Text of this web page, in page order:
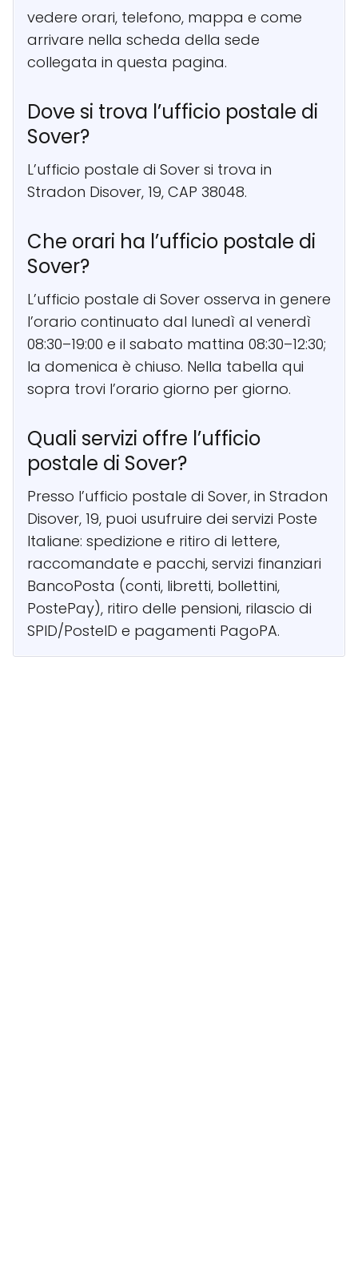
vedere orari, telefono, mappa e come
arrivare nella scheda della sede
collegata in questa pagina.
Dove si trova l’ufficio postale di
Sover?
L’ufficio postale di Sover si trova in
Stradon Disover, 19, CAP 38048.
Che orari ha l’ufficio postale di
Sover?
L’ufficio postale di Sover osserva in genere
l’orario continuato dal lunedì al venerdì
08:30–19:00 e il sabato mattina 08:30–12:30;
la domenica è chiuso. Nella tabella qui
sopra trovi l’orario giorno per giorno.
Quali servizi offre l’ufficio
postale di Sover?
Presso l’ufficio postale di Sover, in Stradon
Disover, 19, puoi usufruire dei servizi Poste
Italiane: spedizione e ritiro di lettere,
raccomandate e pacchi, servizi finanziari
BancoPosta (conti, libretti, bollettini,
PostePay), ritiro delle pensioni, rilascio di
SPID/PosteID e pagamenti PagoPA.